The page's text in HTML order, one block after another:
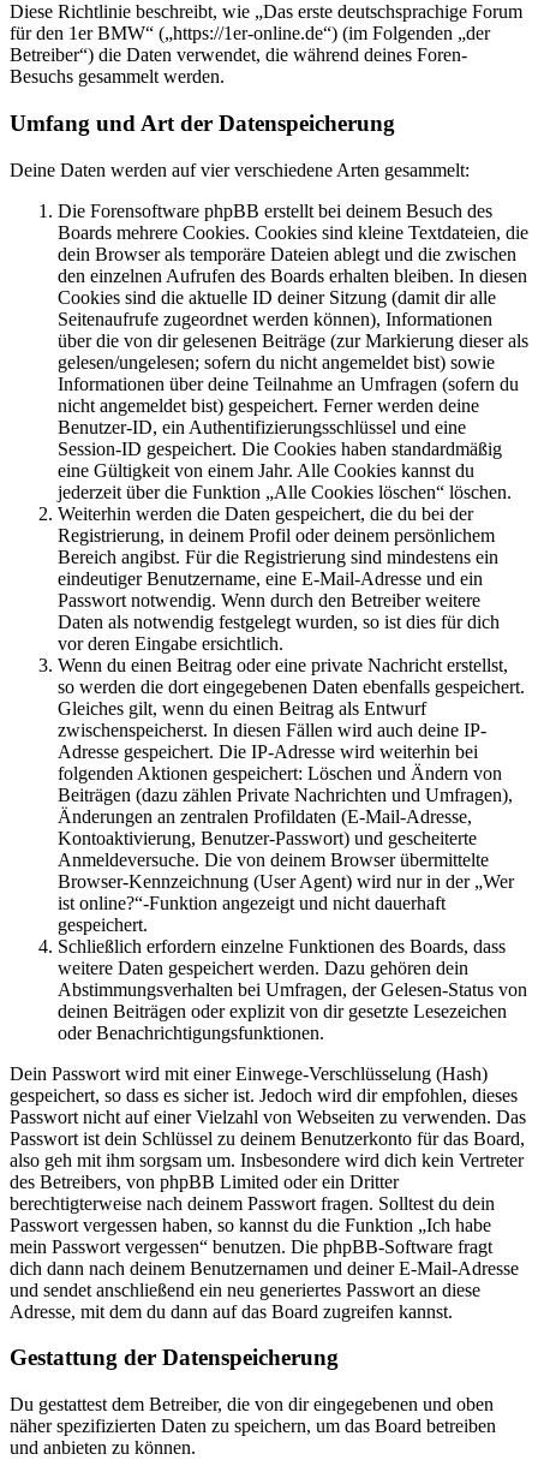
Diese Richtlinie beschreibt, wie „Das erste deutschsprachige Forum
für den 1er BMW“ („https://1er-online.de“) (im Folgenden „der
Betreiber“) die Daten verwendet, die während deines Foren-
Besuchs gesammelt werden.
Umfang und Art der Datenspeicherung
Deine Daten werden auf vier verschiedene Arten gesammelt:
Die Forensoftware phpBB erstellt bei deinem Besuch des
Boards mehrere Cookies. Cookies sind kleine Textdateien, die
dein Browser als temporäre Dateien ablegt und die zwischen
den einzelnen Aufrufen des Boards erhalten bleiben. In diesen
Cookies sind die aktuelle ID deiner Sitzung (damit dir alle
Seitenaufrufe zugeordnet werden können), Informationen
über die von dir gelesenen Beiträge (zur Markierung dieser als
gelesen/ungelesen; sofern du nicht angemeldet bist) sowie
Informationen über deine Teilnahme an Umfragen (sofern du
nicht angemeldet bist) gespeichert. Ferner werden deine
Benutzer-ID, ein Authentifizierungsschlüssel und eine
Session-ID gespeichert. Die Cookies haben standardmäßig
eine Gültigkeit von einem Jahr. Alle Cookies kannst du
jederzeit über die Funktion „Alle Cookies löschen“ löschen.
Weiterhin werden die Daten gespeichert, die du bei der
Registrierung, in deinem Profil oder deinem persönlichem
Bereich angibst. Für die Registrierung sind mindestens ein
eindeutiger Benutzername, eine E-Mail-Adresse und ein
Passwort notwendig. Wenn durch den Betreiber weitere
Daten als notwendig festgelegt wurden, so ist dies für dich
vor deren Eingabe ersichtlich.
Wenn du einen Beitrag oder eine private Nachricht erstellst,
so werden die dort eingegebenen Daten ebenfalls gespeichert.
Gleiches gilt, wenn du einen Beitrag als Entwurf
zwischenspeicherst. In diesen Fällen wird auch deine IP-
Adresse gespeichert. Die IP-Adresse wird weiterhin bei
folgenden Aktionen gespeichert: Löschen und Ändern von
Beiträgen (dazu zählen Private Nachrichten und Umfragen),
Änderungen an zentralen Profildaten (E-Mail-Adresse,
Kontoaktivierung, Benutzer-Passwort) und gescheiterte
Anmeldeversuche. Die von deinem Browser übermittelte
Browser-Kennzeichnung (User Agent) wird nur in der „Wer
ist online?“-Funktion angezeigt und nicht dauerhaft
gespeichert.
Schließlich erfordern einzelne Funktionen des Boards, dass
weitere Daten gespeichert werden. Dazu gehören dein
Abstimmungsverhalten bei Umfragen, der Gelesen-Status von
deinen Beiträgen oder explizit von dir gesetzte Lesezeichen
oder Benachrichtigungsfunktionen.
Dein Passwort wird mit einer Einwege-Verschlüsselung (Hash)
gespeichert, so dass es sicher ist. Jedoch wird dir empfohlen, dieses
Passwort nicht auf einer Vielzahl von Webseiten zu verwenden. Das
Passwort ist dein Schlüssel zu deinem Benutzerkonto für das Board,
also geh mit ihm sorgsam um. Insbesondere wird dich kein Vertreter
des Betreibers, von phpBB Limited oder ein Dritter
berechtigterweise nach deinem Passwort fragen. Solltest du dein
Passwort vergessen haben, so kannst du die Funktion „Ich habe
mein Passwort vergessen“ benutzen. Die phpBB-Software fragt
dich dann nach deinem Benutzernamen und deiner E-Mail-Adresse
und sendet anschließend ein neu generiertes Passwort an diese
Adresse, mit dem du dann auf das Board zugreifen kannst.
Gestattung der Datenspeicherung
Du gestattest dem Betreiber, die von dir eingegebenen und oben
näher spezifizierten Daten zu speichern, um das Board betreiben
und anbieten zu können.